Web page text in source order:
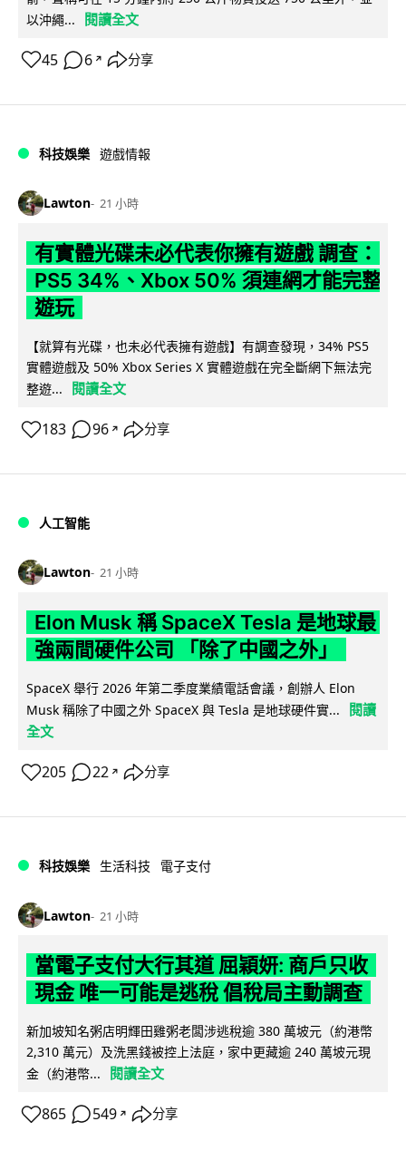
以沖繩...
閱讀全文
45 6 ↗ 分享
科技娛樂 遊戲情報
Lawton 21 小時
有實體光碟未必代表你擁有遊戲 調查：
PS5 34%、Xbox 50% 須連網才能完整
遊玩
【就算有光碟，也未必代表擁有遊戲】有調查發現，34% PS5
實體遊戲及 50% Xbox Series X 實體遊戲在完全斷網下無法完
整遊...
閱讀全文
183 96 ↗ 分享
人工智能
Lawton 21 小時
Elon Musk 稱 SpaceX Tesla 是地球最
強兩間硬件公司 「除了中國之外」
SpaceX 舉行 2026 年第二季度業績電話會議，創辦人 Elon
Musk 稱除了中國之外 SpaceX 與 Tesla 是地球硬件實...
閱讀
全文
205 22 ↗ 分享
科技娛樂 生活科技 電子支付
Lawton 21 小時
當電子支付大行其道 屈穎妍: 商戶只收
現金 唯一可能是逃稅 倡稅局主動調查
新加坡知名粥店明輝田雞粥老闆涉逃稅逾 380 萬坡元（約港幣
2,310 萬元）及洗黑錢被控上法庭，家中更藏逾 240 萬坡元現
金（約港幣...
閱讀全文
865 549 ↗ 分享